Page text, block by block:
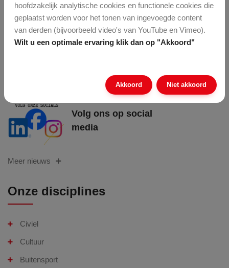
hoofdzakelijk analytische cookies en functionele cookies die
geplaatst worden voor het tonen van ingevoegde content
van derden (bijvoorbeeld video's van YouTube en Vimeo).
Wilt u een optimale ervaring klik dan op "Akkoord"
Akkoord Niet akkoord
Jaarverslag 2025
Enschede
Volg ons op social
media
Meer nieuws
Onze disciplines
Civiel
Cultuur
Buitensport